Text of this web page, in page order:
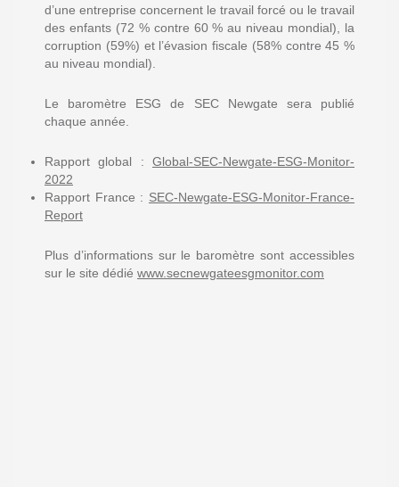
d’une entreprise concernent le travail forcé ou le travail
des enfants (72 % contre 60 % au niveau mondial), la
corruption (59%) et l’évasion fiscale (58% contre 45 %
au niveau mondial).
Le baromètre ESG de SEC Newgate sera publié
chaque année.
Rapport global : Global-SEC-Newgate-ESG-Monitor-
2022
Rapport France : SEC-Newgate-ESG-Monitor-France-
Report
Plus d’informations sur le baromètre sont accessibles
sur le site dédié www.secnewgateesgmonitor.com